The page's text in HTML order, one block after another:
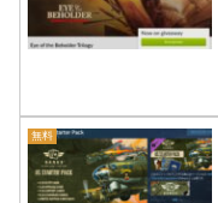
無料